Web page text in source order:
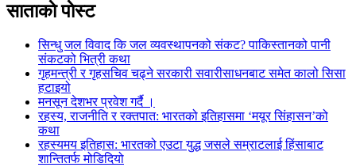
साताकाे पाेस्ट
सिन्धु जल विवाद कि जल व्यवस्थापनको संकट? पाकिस्तानको पानी
संकटको भित्री कथा
गृहमन्त्री र गृहसचिव चढ्ने सरकारी सवारीसाधनबाट समेत कालो सिसा
हटाइयो
मनसून देशभर प्रवेश गर्दै ।
रहस्य, राजनीति र रक्तपात: भारतको इतिहासमा ‘मयूर सिंहासन’को
कथा
रहस्यमय इतिहास: भारतको एउटा युद्ध जसले सम्राटलाई हिंसाबाट
शान्तितर्फ मोडिदियो